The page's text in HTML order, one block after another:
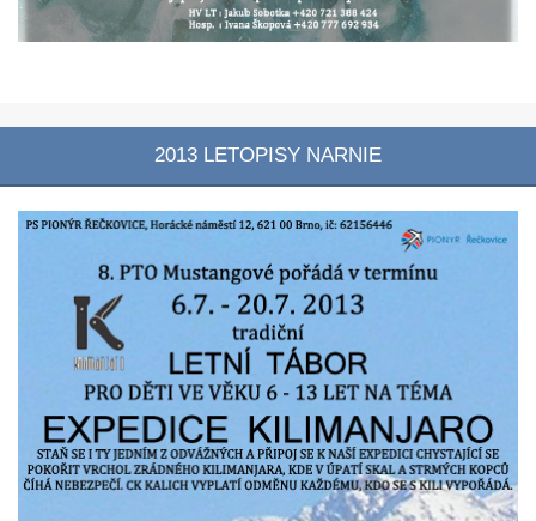
2013 LETOPISY NARNIE